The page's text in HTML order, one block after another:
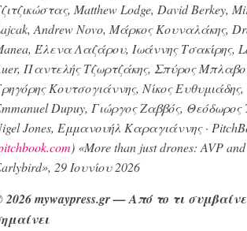
Matthew Lodge, David Berkey,
Andrew Novo, Μάρκος Κουναλάκης,
Έλενα Λαζάρου, Ιωάννης Τσακίρης,
Παντελής Τζωρτζάκης, Σπύρος
Κουτσογιάννης, Νίκος Ευθυμιάδης,
Dupuy, Γιώργος Ζαββός, Θεόδωρος
Jones, Εμμανουήλ Καραγιάννης ·
) «More than just drones: AVP and
29 Ιουνίου 2026
2026 mywaypress.gr —Από το τι